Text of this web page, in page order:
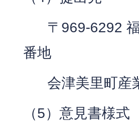
〒969-6292 福
番地
会津美里町産
（5）意見書様式